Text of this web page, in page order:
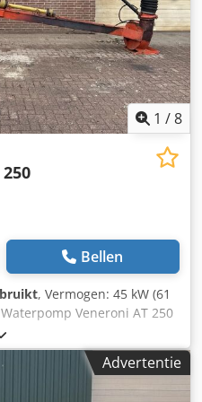
1 /8
Bellen
, Vermogen: 45 kW (61
Veneroni AT 250
vermogen 45 pk •
4.500mm •
aftakas • Nette pomp!
Advertentie